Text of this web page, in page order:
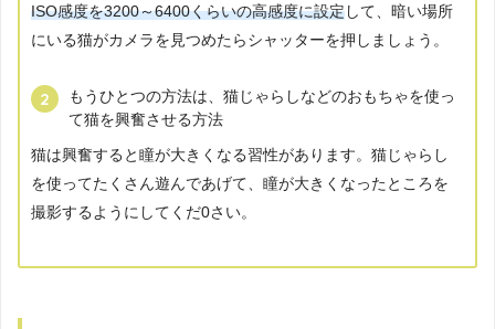
ISO感度を3200～6400くらいの高感度に設定して、暗い場所
にいる猫がカメラを見つめたらシャッターを押しましょう。
もうひとつの方法は、猫じゃらしなどのおもちゃを使っ
て猫を興奮させる方法
猫は興奮すると瞳が大きくなる習性があります。猫じゃらし
を使ってたくさん遊んであげて、瞳が大きくなったところを
撮影するようにしてくだ0さい。